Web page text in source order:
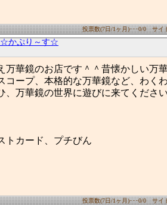
投票数(7日/1ヶ月)･･･0/0 サイ
かぷり～す☆
華鏡のお店です＾＾昔懐かしい万
コープ、本格的な万華鏡など、わく
万華鏡の世界に遊びに来てくださ
トカード、プチびん
投票数(7日/1ヶ月)･･･0/0 サイ